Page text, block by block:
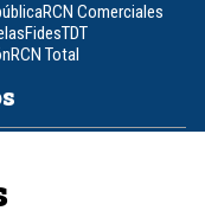
RCN Comerciales
FidesTDT
RCN Total